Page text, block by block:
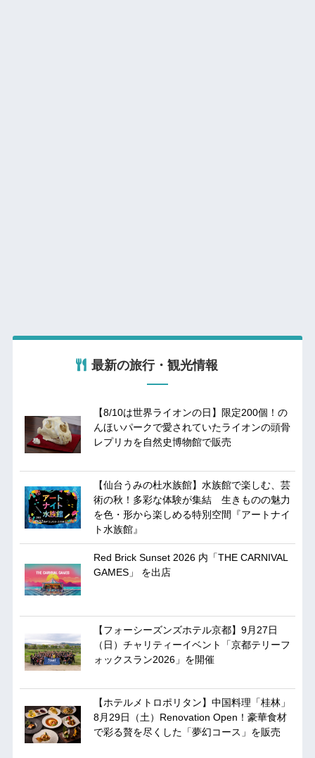
最新の旅行・観光情報
【8/10は世界ライオンの日】限定200個！の
んほいパークで愛されていたライオンの頭骨
レプリカを自然史博物館で販売
【仙台うみの杜水族館】水族館で楽しむ、芸
術の秋！多彩な体験が集結 生きものの魅力
を色・形から楽しめる特別空間『アートナイ
ト水族館』
Red Brick Sunset 2026 内「THE CARNIVAL
GAMES」 を出店
【フォーシーズンズホテル京都】9月27日
（日）チャリティーイベント「京都テリーフ
ォックスラン2026」を開催
【ホテルメトロポリタン】中国料理「桂林」
8月29日（土）Renovation Open！豪華食材
で彩る贅を尽くした「夢幻コース」を販売